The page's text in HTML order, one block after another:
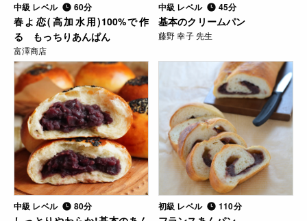
中級 レベル 60分
春よ恋(高加水用)100%で作
る もっちりあんぱん
富澤商店
中級 レベル 45分
基本のクリームパン
藤野 幸子 先生
中級 レベル 80分 初級 レベル 110分